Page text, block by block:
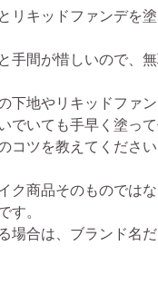
リキッドファンデを
手間が惜しいので、
下地やリキッドファ
でいても手早く塗っ
コツを教えてください
ク商品そのものでは
す。
場合は、ブランド名